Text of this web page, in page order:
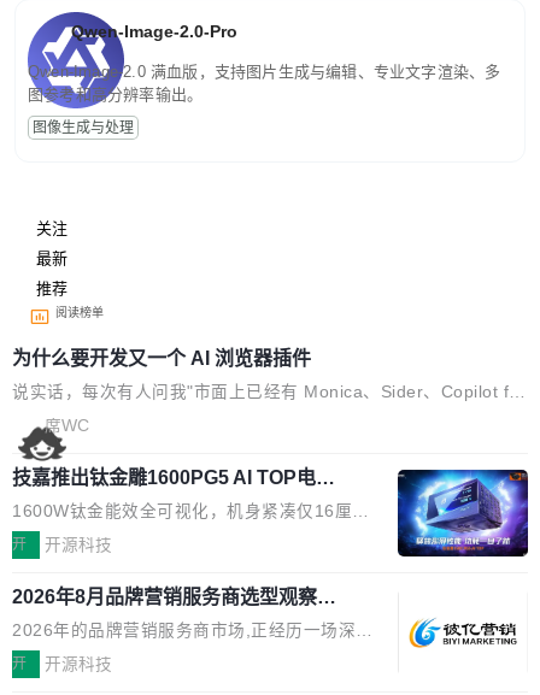
Qwen-Image-2.0-Pro
Qwen-Image-2.0 满血版，支持图片生成与编辑、专业文字渲染、多
图参考和高分辨率输出。
图像生成与处理
关注
最新
推荐
阅读榜单
为什么要开发又一个 AI 浏览器插件
说实话，每次有人问我"市面上已经有 Monica、Sider、Copilot for
Chrome 这些 AI 浏览器插件了，你为什么还要再做一个"，我都觉
得这个问题问得好。 因为我自己也是从用户变成开发者的。 现有
产品的天花板 我用过不少 AI 浏览器插件。刚开始觉得都挺好——
选中一段文字，弹出解释；写邮件时帮你润色；看英文网页给你翻
译摘要。但用久了你会发现，它们本质上都是同一类东西：一个带
模型，再返回一段回答。仅此而已。 这当然有用，但总觉得差点意
思。比如我在一个后台管理系统里，需要填50个表单字段，每个字
段还有联动逻辑；比如我想...
席WC
技嘉推出钛金雕1600PG5 AI TOP电
源：为发烧级主机与本地AI算力打造旗
舰供电方案
1600W钛金能效全可视化，机身紧凑仅16厘米
继2026台北电脑展首度亮相后，技嘉科技近日正
电源专为发烧级DIY主机与本地AI算力平台打
造，整机长度仅16厘米，提供1600W额定功率
与80PLUS钛金能效；支持ATX 3.1与PCIe 5.1
规范，结合服务器级元件、完善供电线材与内置
开 开源科技
2026年8月品牌营销服务商选型观察：
从流量思维到品牌资产思维的范式转移
2026年的品牌营销服务商市场,正经历一场深刻
的价值重构。全球全案品牌代理机构市场从2025
开 开源科技